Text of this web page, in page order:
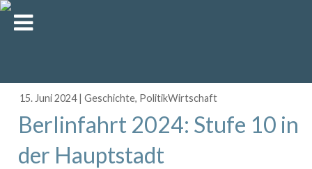
15. Juni 2024 |Geschichte, PolitikWirtschaft
Berlinfahrt 2024: Stufe 10 in
der Hauptstadt